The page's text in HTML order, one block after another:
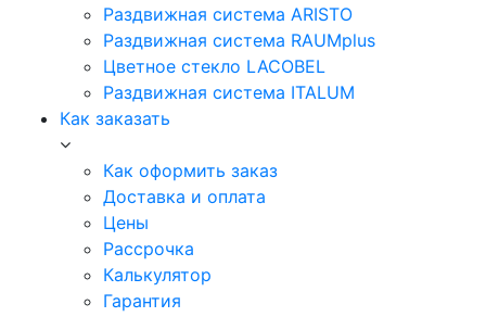
Раздвижная система ARISTO
Раздвижная система RAUMplus
Цветное стекло LACOBEL
Раздвижная система ITALUM
Как заказать
Как оформить заказ
Доставка и оплата
Цены
Рассрочка
Калькулятор
Гарантия